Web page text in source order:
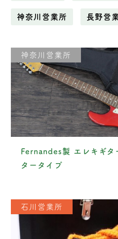
神奈川営業所 長野営
神奈川営業所
Fernandes製 エレキギタ
タータイプ
石川営業所